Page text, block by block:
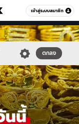
เข้าสู่ระบบสมาชิก
หมวดอื่นๆ
ตกลง